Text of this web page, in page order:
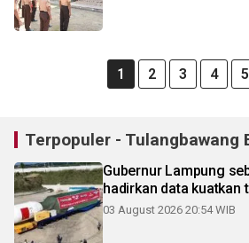
1 2 3 4 5
Terpopuler - Tulangbawang
Gubernur Lampung
hadirkan data kuatkan
03 August 2026 20:54 WIB